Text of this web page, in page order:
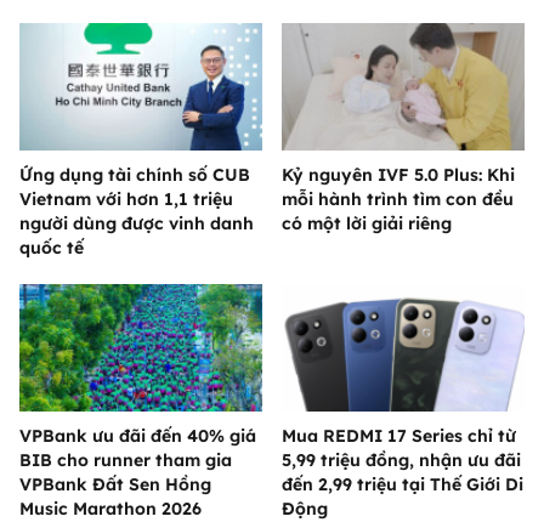
Ứng dụng tài chính số CUB
Vietnam với hơn 1,1 triệu
người dùng được vinh danh
quốc tế
Kỷ nguyên IVF 5.0 Plus: Khi
mỗi hành trình tìm con đều
có một lời giải riêng
VPBank ưu đãi đến 40% giá
BIB cho runner tham gia
VPBank Đất Sen Hồng
Music Marathon 2026
Mua REDMI 17 Series chỉ từ
5,99 triệu đồng, nhận ưu đãi
đến 2,99 triệu tại Thế Giới Di
Động